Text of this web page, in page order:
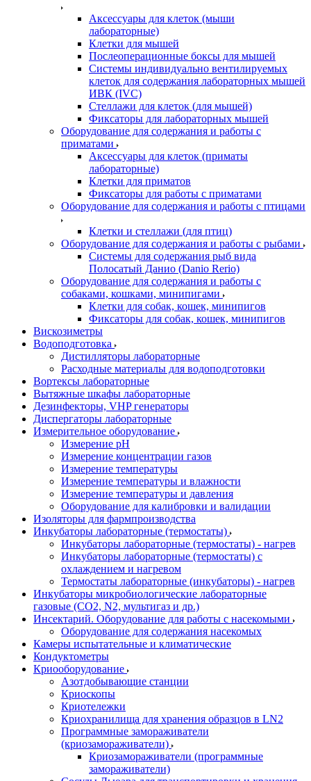
Аксессуары для клеток (мыши
лабораторные)
Клетки для мышей
Послеоперационные боксы для мышей
Системы индивидуально вентилируемых
клеток для содержания лабораторных мышей
ИВК (IVC)
Стеллажи для клеток (для мышей)
Фиксаторы для лабораторных мышей
Оборудование для содержания и работы с
приматами
Аксессуары для клеток (приматы
лабораторные)
Клетки для приматов
Фиксаторы для работы с приматами
Оборудование для содержания и работы с птицами
Клетки и стеллажи (для птиц)
Оборудование для содержания и работы с рыбами
Системы для содержания рыб вида
Полосатый Данио (Danio Rerio)
Оборудование для содержания и работы с
собаками, кошками, минипигами
Клетки для собак, кошек, минипигов
Фиксаторы для собак, кошек, минипигов
Вискозиметры
Водоподготовка
Дистилляторы лабораторные
Расходные материалы для водоподготовки
Вортексы лабораторные
Вытяжные шкафы лабораторные
Дезинфекторы, VHP генераторы
Диспергаторы лабораторные
Измерительное оборудование
Измерение pH
Измерение концентрации газов
Измерение температуры
Измерение температуры и влажности
Измерение температуры и давления
Оборудование для калибровки и валидации
Изоляторы для фармпроизводства
Инкубаторы лабораторные (термостаты)
Инкубаторы лабораторные (термостаты) - нагрев
Инкубаторы лабораторные (термостаты) с
охлаждением и нагревом
Термостаты лабораторные (инкубаторы) - нагрев
Инкубаторы микробиологические лабораторные
газовые (CO2, N2, мультигаз и др.)
Инсектарий. Оборудование для работы с насекомыми
Оборудование для содержания насекомых
Камеры испытательные и климатические
Кондуктометры
Криооборудование
Азотдобывающие станции
Криоскопы
Криотележки
Криохранилища для хранения образцов в LN2
Программные замораживатели
(криозамораживатели)
Криозамораживатели (программные
замораживатели)